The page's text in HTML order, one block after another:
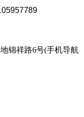
锦祥路6号(手机导航